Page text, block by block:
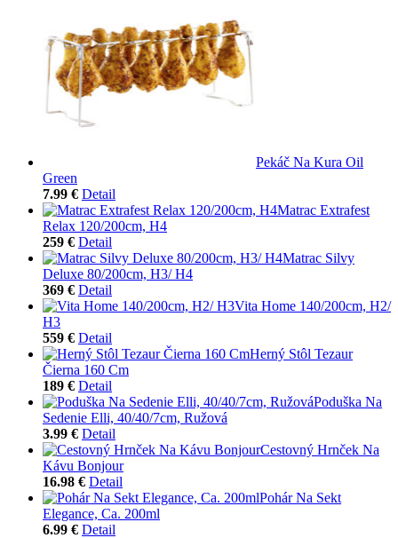
Pekáč Na Kura Oil
Green
7.99 € Detail
Matrac Extrafest
Relax 120/200cm, H4
259 € Detail
Matrac Silvy
Deluxe 80/200cm, H3/ H4
369 € Detail
Vita Home 140/200cm, H2/
H3
559 € Detail
Herný Stôl Tezaur
Čierna 160 Cm
189 € Detail
Poduška Na
Sedenie Elli, 40/40/7cm, Ružová
3.99 € Detail
Cestovný Hrnček Na
Kávu Bonjour
16.98 € Detail
Pohár Na Sekt
Elegance, Ca. 200ml
6.99 € Detail